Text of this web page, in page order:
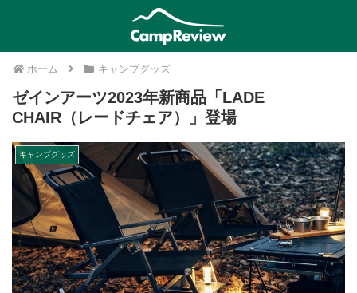
ホーム キャンプグッズ
ゼインアーツ2023年新商品「LADE
CHAIR（レードチェア）」登場
キャンプグッズ